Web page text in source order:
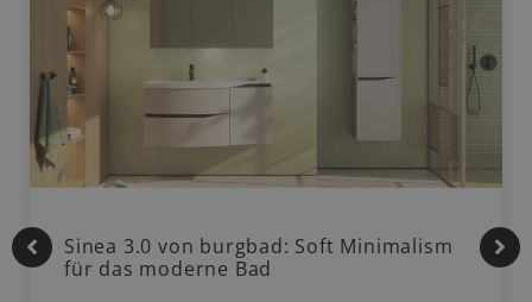
Sinea 3.0 von burgbad: Soft Minimalism
für das moderne Bad